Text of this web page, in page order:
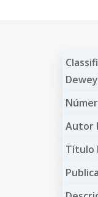
Dewey
Autor
Título